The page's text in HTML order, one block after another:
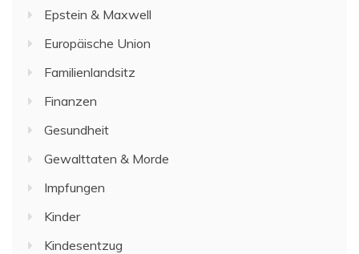
Epstein & Maxwell
Europäische Union
Familienlandsitz
Finanzen
Gesundheit
Gewalttaten & Morde
Impfungen
Kinder
Kindesentzug